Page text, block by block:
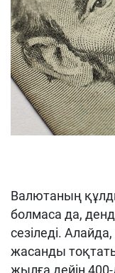
Валютаның
болмаса да,
сезіледі.
жасанды
жылға дейін